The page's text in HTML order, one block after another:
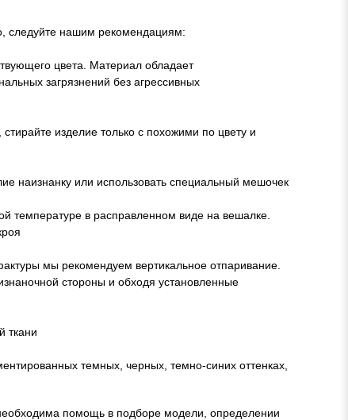
следуйте нашим рекомендациям:
цвета. Материал обладает
загрязнений без агрессивных
изделие только с похожими по цвету и
наизнанку или использовать специальный мешочек
в расправленном виде на вешалке.
мы рекомендуем вертикальное отпаривание.
стороны и обходя установленные
ткани
темных, черных, темно-синих оттенках,
помощь в подборе модели, определении